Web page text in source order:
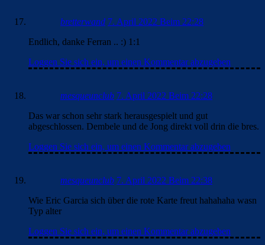
bretterwand 7. April 2022 Beim 22:28
Endlich, danke Ferran .. :) 1:1
Loggen Sie sich ein, um einen Kommentar abzugeben
mesqueunclub 7. April 2022 Beim 22:28
Das war schon sehr stark herausgespielt und gut
abgeschlossen. Dembele und de Jong direkt voll drin die bres.
Loggen Sie sich ein, um einen Kommentar abzugeben
mesqueunclub 7. April 2022 Beim 22:38
Wie Eric Garcia sich über die rote Karte freut hahahaha wasn
Typ alter
Loggen Sie sich ein, um einen Kommentar abzugeben